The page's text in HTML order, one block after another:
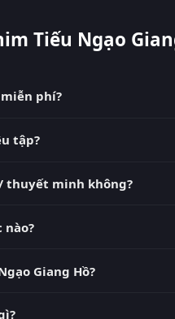
Tiếu Ngạo
phí?
thay thế cho PhimMoi,
tập?
thuyết minh không?
phát.
nào?
Giang Hồ?